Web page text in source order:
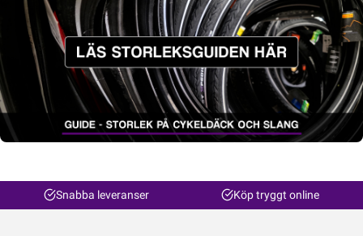
Snabba leveranser Köp tryggt online